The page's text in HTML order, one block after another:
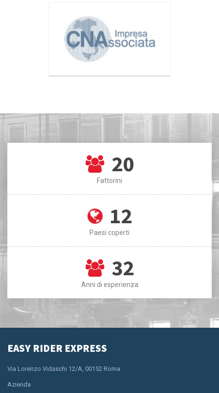
20
Fattorini
12
Paesi coperti
32
Anni di esperienza
EASY RIDER EXPRESS
Via Lorenzo Vidaschi 12/A, 00152 Roma
Azienda